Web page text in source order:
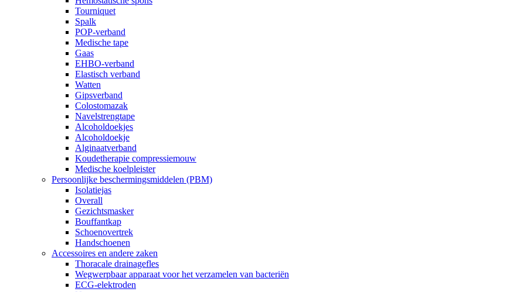
Tourniquet
Spalk
POP-verband
Medische tape
Gaas
EHBO-verband
Elastisch verband
Watten
Gipsverband
Colostomazak
Navelstrengtape
Alcoholdoekjes
Alcoholdoekje
Alginaatverband
Koudetherapie compressiemouw
Medische koelpleister
Persoonlijke beschermingsmiddelen (PBM)
Isolatiejas
Overall
Gezichtsmasker
Bouffantkap
Schoenovertrek
Handschoenen
Accessoires en andere zaken
Thoracale drainagefles
Wegwerpbaar apparaat voor het verzamelen van bacteriën
ECG-elektroden